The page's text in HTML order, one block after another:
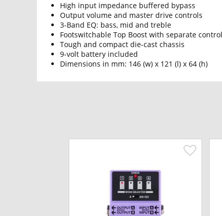
High input impedance buffered bypass
Output volume and master drive controls
3-Band EQ: bass, mid and treble
Footswitchable Top Boost with separate
Tough and compact die-cast chassis
9-volt battery included
Dimensions in mm: 146 (w) x 121 (l) x 64 (h)